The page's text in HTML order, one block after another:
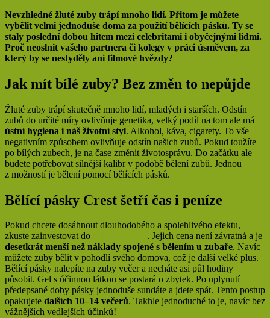
Nevzhledné žluté zuby trápí mnoho lidí. Přitom je můžete
vybělit velmi jednoduše doma za použití bělících pásků. Ty se
staly poslední dobou hitem mezi celebritami i obyčejnými lidmi.
Proč neoslnit vašeho partnera či kolegy v práci úsměvem, za
který by se nestyděly ani filmové hvězdy?
Jak mít bílé zuby? Bez změn to nepůjde
Žluté zuby trápí skutečně mnoho lidí, mladých i starších. Odstín
zubů do určité míry ovlivňuje genetika, velký podíl na tom ale má
ústní hygiena i náš životní styl. Alkohol, káva, cigarety. To vše
negativním způsobem ovlivňuje odstín našich zubů. Pokud toužíte
po bílých zubech, je na čase změnit životosprávu. Do začátku ale
budete potřebovat silnější kalibr v podobě bělení zubů. Jednou
z možností je bělení pomocí bělících pásků.
Bělící pásky Crest šetří čas i peníze
Pokud chcete dosáhnout dlouhodobého a spolehlivého efektu,
zkuste zainvestovat do
. Jejich cena není závratná a je
desetkrát menší než náklady spojené s bělením u zubaře. Navíc
můžete zuby bělit v pohodlí svého domova, což je další velké plus.
Bělící pásky nalepíte na zuby večer a necháte asi půl hodiny
působit. Gel s účinnou látkou se postará o zbytek. Po uplynutí
předepsané doby pásky jednoduše sundáte a jdete spát. Tento postup
opakujete dalších 10–14 večerů. Takhle jednoduché to je, navíc bez
vážnějších vedlejších účinků!